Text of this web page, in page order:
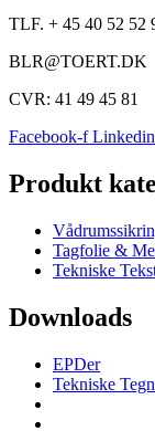
TLF. + 45 40 52 52
BLR@TOERT.DK
CVR: 41 49 45 81
Facebook-f Linkedin
Produkt
Tagfolie &
Tekniske
Downloads
EPDer
Tekniske